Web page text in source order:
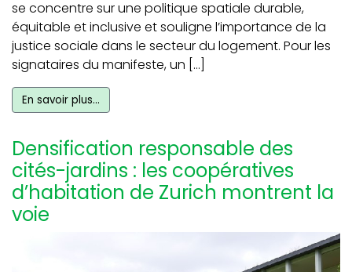
se concentre sur une politique spatiale durable,
équitable et inclusive et souligne l’importance de la
justice sociale dans le secteur du logement. Pour les
signataires du manifeste, un […]
En savoir plus…
Densification responsable des
cités-jardins : les coopératives
d’habitation de Zurich montrent la
voie